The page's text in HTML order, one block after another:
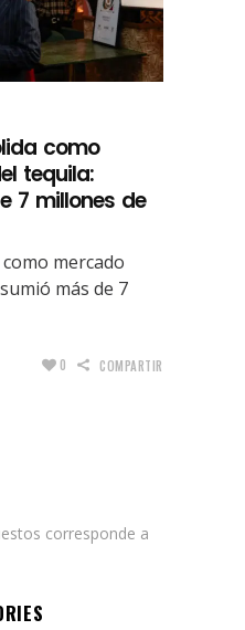
como
tequila:
7 millones de
mercado
más de 7
0 COMPARTIR
corresponde a